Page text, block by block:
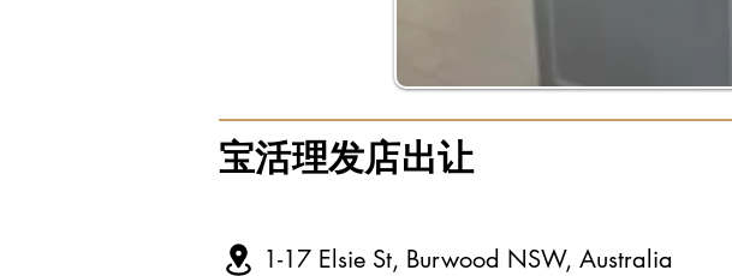
宝活理发店出让
1-17 Elsie St, Burwood NSW, Australia